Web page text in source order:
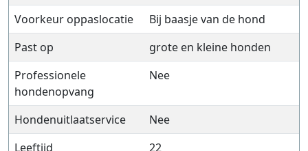
Voorkeur oppaslocatie
Bij baasje van de hond
Past op
grote en kleine honden
Professionele
hondenopvang
Nee
Hondenuitlaatservice
Nee
Leeftijd
22